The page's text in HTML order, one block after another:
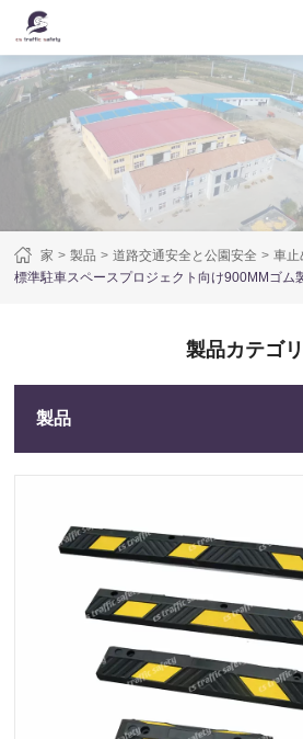
家 製品 道路交通安全と公園安全
車止
標準駐車スペースプロジェクト向け900MMゴム
製品カテゴリ
製品